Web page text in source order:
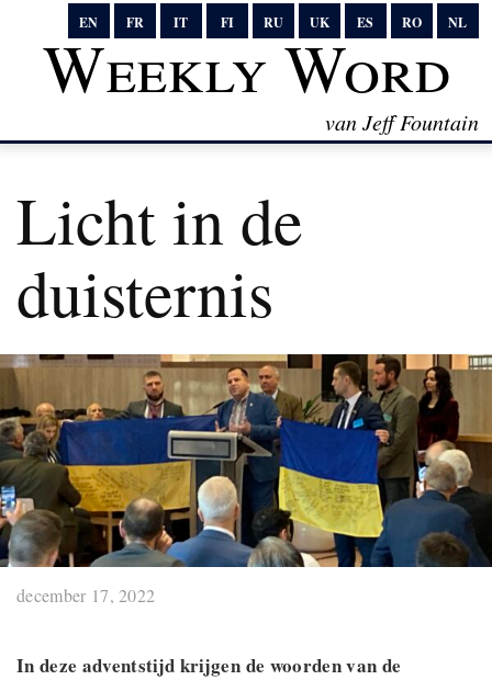
EN FR IT FI RU UK ES RO NL
Weekly Word
van Jeff Fountain
Licht in de
duisternis
december 17, 2022
In deze adventstijd krijgen de woorden van de